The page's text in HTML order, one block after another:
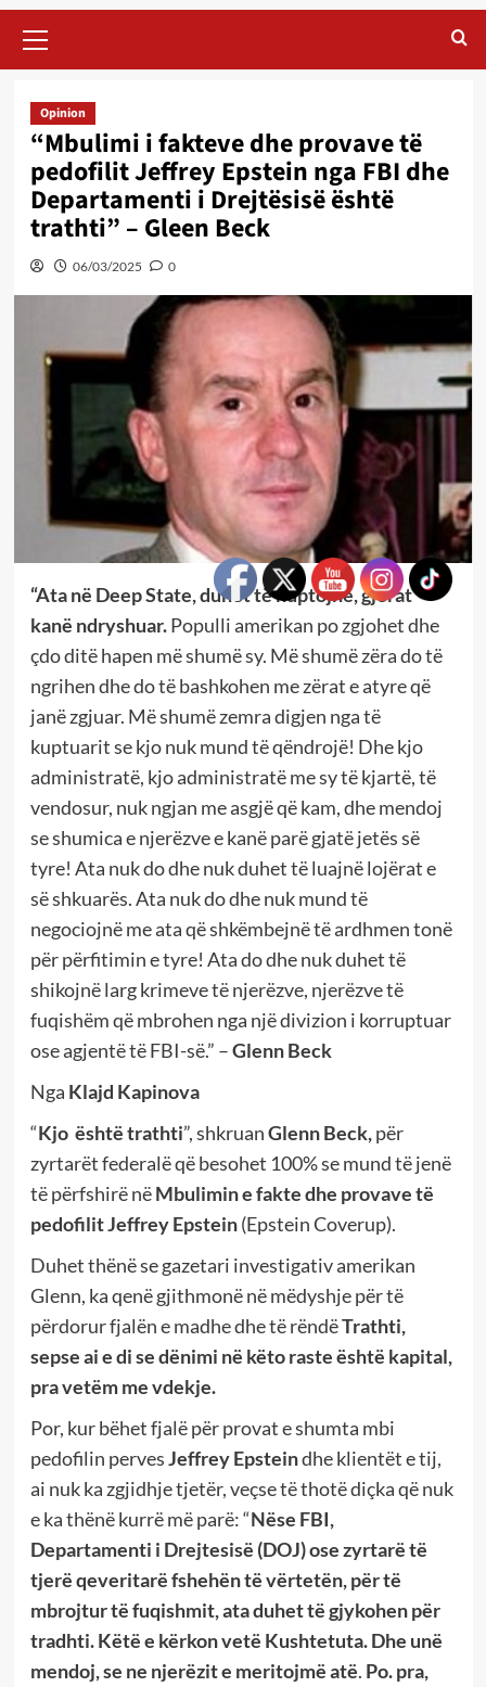
Menu
Opinion
“Mbulimi i fakteve dhe provave të
pedofilit Jeffrey Epstein nga FBI dhe
Departamenti i Drejtësisë është
trathti” – Gleen Beck
06/03/2025 0
“Ata në Deep State, duhet të kuptojnë, gjërat
kanë ndryshuar.Populli amerikan po zgjohet dhe
çdo ditë hapen më shumë sy. Më shumë zëra do të
ngrihen dhe do të bashkohen me zërat e atyre që
janë zgjuar. Më shumë zemra digjen nga të
kuptuarit se kjo nuk mund të qëndrojë! Dhe kjo
administratë, kjo administratë me sy të kjartë, të
vendosur, nuk ngjan me asgjë që kam, dhe mendoj
se shumica e njerëzve e kanë parë gjatë jetës së
tyre! Ata nuk do dhe nuk duhet të luajnë lojërat e
së shkuarës. Ata nuk do dhe nuk mund të
negociojnë me ata që shkëmbejnë të ardhmen tonë
për përfitimin e tyre! Ata do dhe nuk duhet të
shikojnë larg krimeve të njerëzve, njerëzve të
fuqishëm që mbrohen nga një divizion i korruptuar
ose agjentë të FBI-së.” –Glenn Beck
Nga Klajd Kapinova
“Kjo është trathti”, shkruanGlenn Beck,për
zyrtarët federalë që besohet 100% se mund të jenë
të përfshirë nëMbulimin e fakte dhe provave të
pedofilit Jeffrey Epstein(Epstein Coverup).
Duhet thënë se gazetari investigativ amerikan
Glenn, ka qenë gjithmonë në mëdyshje për të
përdorur fjalën e madhe dhe të rëndëTrathti,
sepse ai e di se dënimi në këto raste është kapital,
pra vetëm me vdekje.
Por, kur bëhet fjalë për provat e shumta mbi
pedofilin pervesJeffrey Epsteindhe klientët e tij,
ai nuk ka zgjidhje tjetër, veçse të thotë diçka që nuk
e ka thënë kurrë më parë: “Nëse FBI,
Departamenti i Drejtesisë (DOJ) ose zyrtarë të
tjerë qeveritarë fshehën të vërtetën, për të
mbrojtur të fuqishmit, ata duhet të gjykohen për
tradhti. Këtë e kërkon vetë Kushtetuta. Dhe unë
mendoj, se ne njerëzit e meritojmë atë. Po. pra,